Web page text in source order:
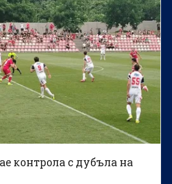
контрола с дубъла на